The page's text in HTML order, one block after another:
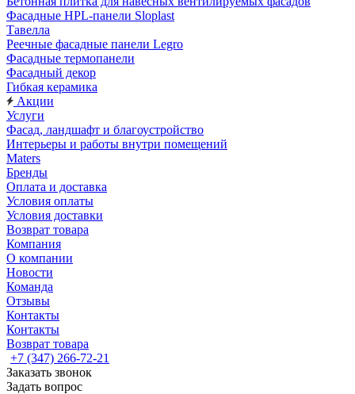
Фасадные HPL-панели Sloplast
Тавелла
Реечные фасадные панели Legro
Фасадные термопанели
Фасадный декор
Гибкая керамика
Акции
Услуги
Фасад, ландшафт и благоустройство
Интерьеры и работы внутри помещений
Maters
Бренды
Оплата и доставка
Условия оплаты
Условия доставки
Возврат товара
Компания
О компании
Новости
Команда
Отзывы
Контакты
Контакты
Возврат товара
+7 (347) 266-72-21
Заказать звонок
Задать вопрос